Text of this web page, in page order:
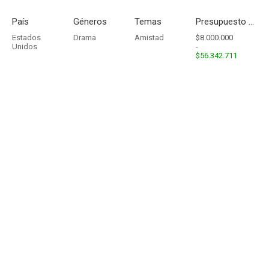
País
Estados
Unidos
Géneros
Drama
Temas
Amistad
Presupuesto - Ingresos
$8.000.000
-
$56.342.711